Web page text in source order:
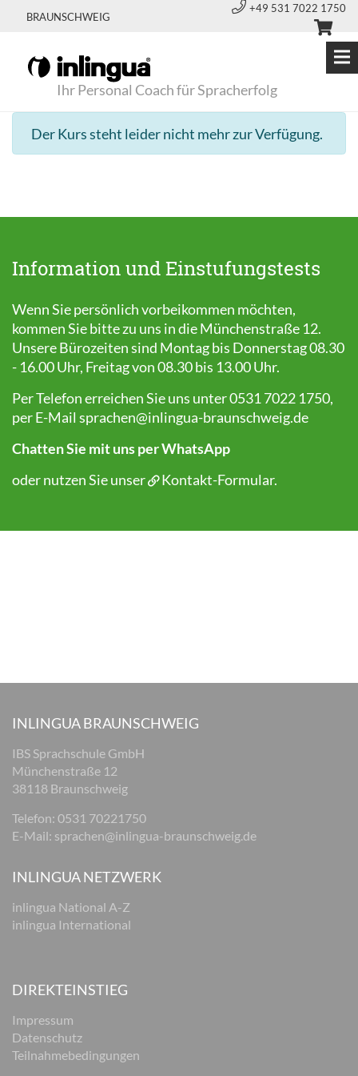
BRAUNSCHWEIG
+49 531 7022 1750
Ihr Personal Coach für Spracherfolg
Der Kurs steht leider nicht mehr zur Verfügung.
Information und Einstufungstests
Wenn Sie persönlich vorbeikommen möchten,
kommen Sie bitte zu uns in die Münchenstraße 12.
Unsere Bürozeiten sind Montag bis Donnerstag 08.30
- 16.00 Uhr, Freitag von 08.30 bis 13.00 Uhr.
Per Telefon erreichen Sie uns unter 0531 7022 1750,
per E-Mail sprachen@inlingua-braunschweig.de
Chatten Sie mit uns per WhatsApp
oder nutzen Sie unser
Kontakt-Formular.
INLINGUA BRAUNSCHWEIG
IBS Sprachschule GmbH
Münchenstraße 12
38118 Braunschweig
Telefon: 0531 70221750
E-Mail: sprachen@inlingua-braunschweig.de
INLINGUA NETZWERK
inlingua National A-Z
inlingua International
DIREKTEINSTIEG
Impressum
Datenschutz
Teilnahmebedingungen